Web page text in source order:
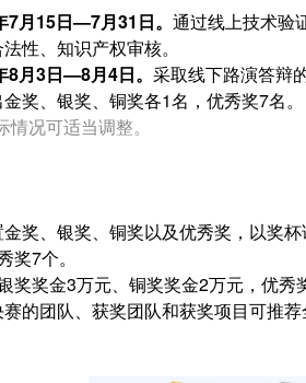
月15日—7月31日。 通过线上技术验
性、知识产权审核。
月3日—8月4日。 采取线下路演答辩
奖、银奖、铜奖各1名，优秀奖7名。
况可适当调整。
奖、银奖、铜奖以及优秀奖，以奖
奖7个。
奖奖金3万元、铜奖奖金2万元，优秀
的团队、获奖团队和获奖项目可推